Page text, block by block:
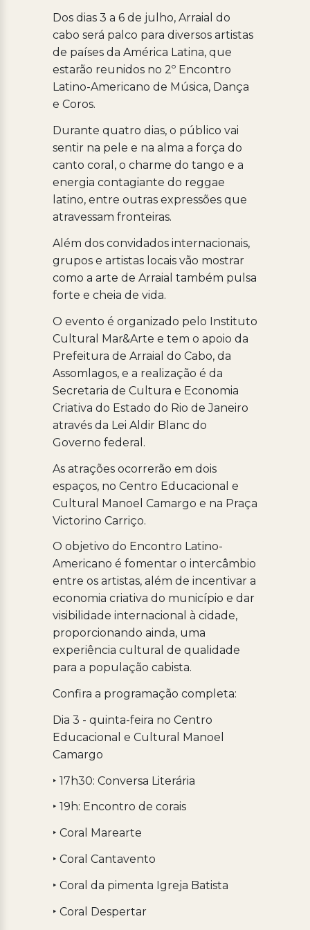
Dos dias 3 a 6 de julho, Arraial do
cabo será palco para diversos artistas
de países da América Latina, que
estarão reunidos no 2º Encontro
Latino-Americano de Música, Dança
e Coros.
Durante quatro dias, o público vai
sentir na pele e na alma a força do
canto coral, o charme do tango e a
energia contagiante do reggae
latino, entre outras expressões que
atravessam fronteiras.
Além dos convidados internacionais,
grupos e artistas locais vão mostrar
como a arte de Arraial também pulsa
forte e cheia de vida.
O evento é organizado pelo Instituto
Cultural Mar&Arte e tem o apoio da
Prefeitura de Arraial do Cabo, da
Assomlagos, e a realização é da
Secretaria de Cultura e Economia
Criativa do Estado do Rio de Janeiro
através da Lei Aldir Blanc do
Governo federal.
As atrações ocorrerão em dois
espaços, no Centro Educacional e
Cultural Manoel Camargo e na Praça
Victorino Carriço.
O objetivo do Encontro Latino-
Americano é fomentar o intercâmbio
entre os artistas, além de incentivar a
economia criativa do município e dar
visibilidade internacional à cidade,
proporcionando ainda, uma
experiência cultural de qualidade
para a população cabista.
Confira a programação completa:
Dia 3 - quinta-feira no Centro
Educacional e Cultural Manoel
Camargo
‣ 17h30: Conversa Literária
‣ 19h: Encontro de corais
‣ Coral Marearte
‣ Coral Cantavento
‣ Coral da pimenta Igreja Batista
‣ Coral Despertar